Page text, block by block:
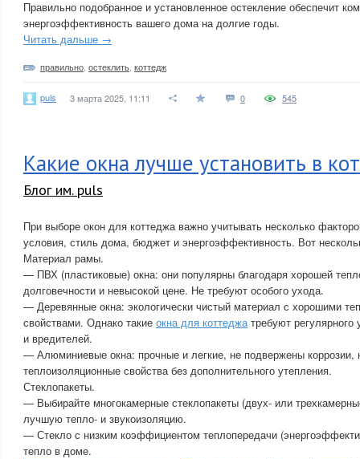
Правильно подобранное и установленное остекление обеспечит
энергоэффективность вашего дома на долгие годы.
Читать дальше →
правильно остеклить коттедж
puls 3 марта 2025, 11:11 0 545
Какие окна лучше установить в
Блог им. puls
При выборе окон для коттеджа важно учитывать несколько
условия, стиль дома, бюджет и энергоэффективность. Вот
Материал рамы.
— ПВХ (пластиковые) окна: они популярны благодаря хорошей
долговечности и невысокой цене. Не требуют особого ухода.
— Деревянные окна: экологически чистый материал с хорошими
свойствами. Однако такие окна для коттеджатребуют регулярного
и вредителей.
— Алюминиевые окна: прочные и легкие, не подвержены
теплоизоляционные свойства без дополнительного утепления.
Стеклопакеты.
— Выбирайте многокамерные стеклопакеты (двух- или
лучшую тепло- и звукоизоляцию.
— Стекло с низким коэффициентом теплопередачи
тепло в доме.